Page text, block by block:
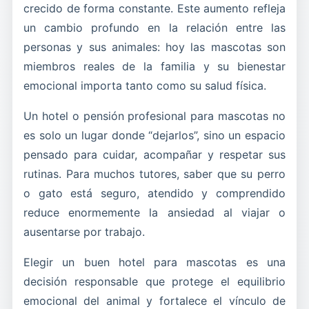
crecido de forma constante. Este aumento refleja
un cambio profundo en la relación entre las
personas y sus animales: hoy las mascotas son
miembros reales de la familia y su bienestar
emocional importa tanto como su salud física.
Un hotel o pensión profesional para mascotas no
es solo un lugar donde “dejarlos”, sino un espacio
pensado para cuidar, acompañar y respetar sus
rutinas. Para muchos tutores, saber que su perro
o gato está seguro, atendido y comprendido
reduce enormemente la ansiedad al viajar o
ausentarse por trabajo.
Elegir un buen hotel para mascotas es una
decisión responsable que protege el equilibrio
emocional del animal y fortalece el vínculo de